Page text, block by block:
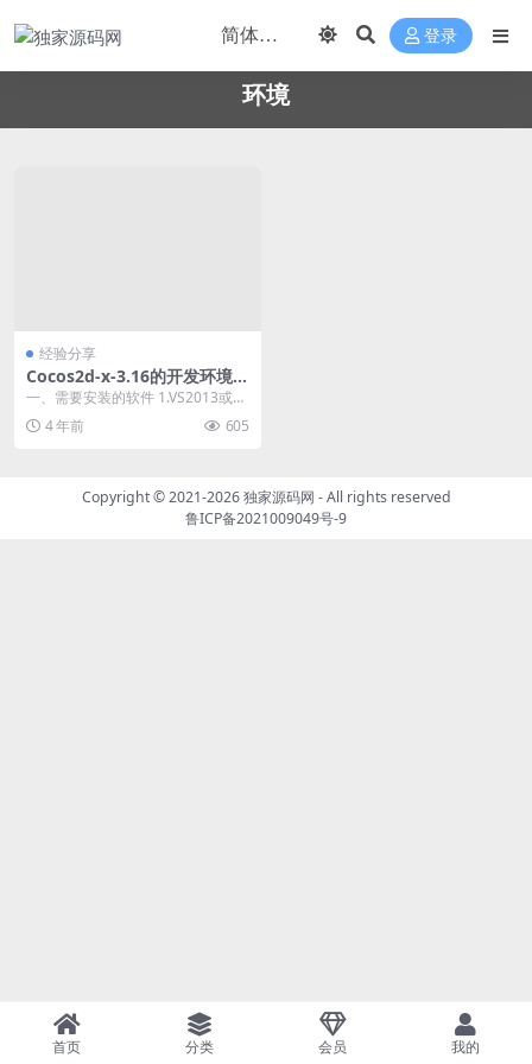
登录
环境
经验分享
Cocos2d-x-3.16的开发环境搭
建
一、需要安装的软件 1.VS2013或者
VS2015 2.Cocos：cocos...
4 年前 605
Copyright © 2021-2026独家源码网 - All rights reserved
鲁ICP备2021009049号-9
首页 分类 会员 我的